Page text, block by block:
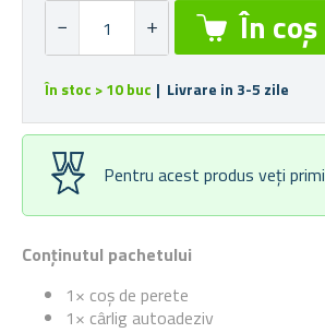
Conținutul pachetului
1× coș de perete
1× cârlig autoadeziv
În stoc > 10 buc | Livrare in 3-5 zile
Pentru acest produs veți primi